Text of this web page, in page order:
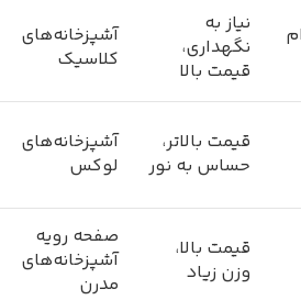
نیاز به
نگهداری،
قیمت بالا
آشپزخانه‌های
کلاسیک
قیمت بالاتر،
حساس به نور
آشپزخانه‌های
لوکس
قیمت بالا،
وزن زیاد
صفحه رویه
آشپزخانه‌های
مدرن